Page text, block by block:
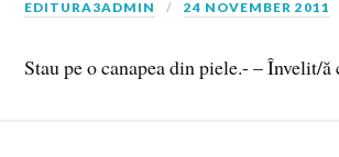
EDITURA3ADMIN 24 NOVEMBER 2011
Stau pe o canapea din piele.- – Învelit/ă